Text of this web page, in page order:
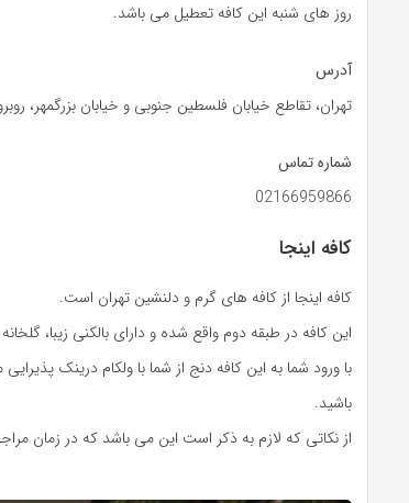
روز های شنبه این کافه تعطیل می باشد.
آدرس
تهران، تقاطع خیابان فلسطین جنوبی و خیابان بزرگمهر،
شماره تماس
02166959866
کافه اینجا
کافه اینجا از کافه های گرم و دلنشین تهران است.
این کافه در طبقه دوم واقع شده و دارای بالکنی زیبا،
با ورود شما به این کافه دنج از شما با ولکام درینک
باشید.
از نکاتی که لازم به ذکر است این می باشد که در زمان